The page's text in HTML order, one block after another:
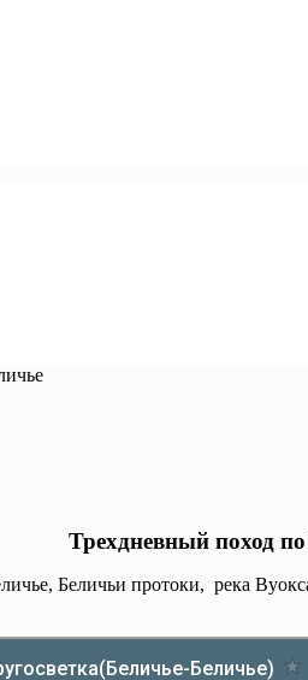
Трехдневный поход
Беличьи протоки, река